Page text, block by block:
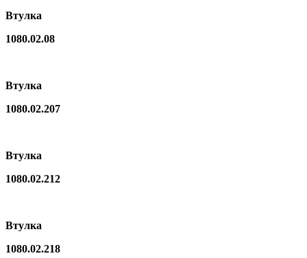
Втулка
1080.02.08
Втулка
1080.02.207
Втулка
1080.02.212
Втулка
1080.02.218